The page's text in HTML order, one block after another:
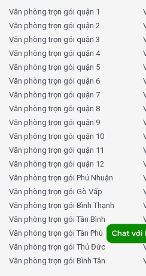
doanh nghiệp của bạn tìm
mà không cần lo lắng về
tạp.
Báo giá nhanh nhất:
được báo giá chuẩn xác
chóng và chính xác này
tăng cường hiệu quả quyết
Cập nhật giá thuê hàng
cập nhật liên tục về giá
bạn luôn bắt kịp với những
đảm bảo thuê được văn
Cam kết giá chính xác:
chính xác của báo giá, bạn
có chi phí phát sinh không
hợp đồng thuê.
Hỗ trợ đưa rước xem
KingOffice cung cấp dịch
đến xem văn phòng hoàn
cơ hội trải nghiệm trực tiếp
Văn phòng trọn gói quận 1
Văn phòng trọn gói quận 2
Văn phòng trọn gói quận 3
Văn phòng trọn gói quận 4
Văn phòng trọn gói quận 5
Văn phòng trọn gói quận 6
Văn phòng trọn gói quận 7
Văn phòng trọn gói quận 8
Văn phòng trọn gói quận 9
Văn phòng trọn gói quận 10
Văn phòng trọn gói quận 11
Văn phòng trọn gói quận 12
Văn phòng trọn gói Phú Nhuận
Văn phòng trọn gói Gò Vấp
Văn phòng trọn gói Bình Thạnh
Văn phòng trọn gói Tân Bình
Văn phòng trọn gói Tân Phú
Văn phòng trọn gói Thủ Đức
Văn phòng trọn gói Bình Tân